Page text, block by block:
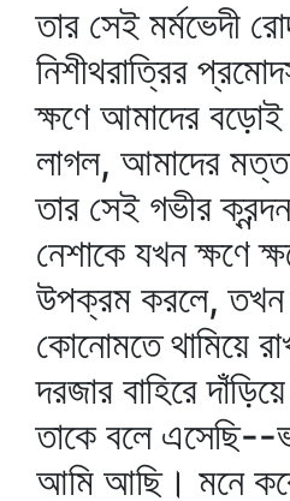
তার সেই মর্মভেদী
নিশীথরাত্রির
ক্ষণে আমাদের বড়োই
লাগল, আমাদের
তার সেই গভীর
নেশাকে যখন ক্ষণে
উপক্রম করলে, তখন
কোনোমতে থামিয়ে
দরজার বাহিরে
তাকে বলে এসেছি--
আমি আছি। মনে